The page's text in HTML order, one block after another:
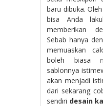
baru dibuka.
bisa Anda
memberikan
Sebab hanya
memuaskan
boleh biasa
sablonnya
akan menjadi
dari sekarang
sendiri desain